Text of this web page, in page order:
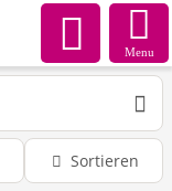
Menu
Sortieren